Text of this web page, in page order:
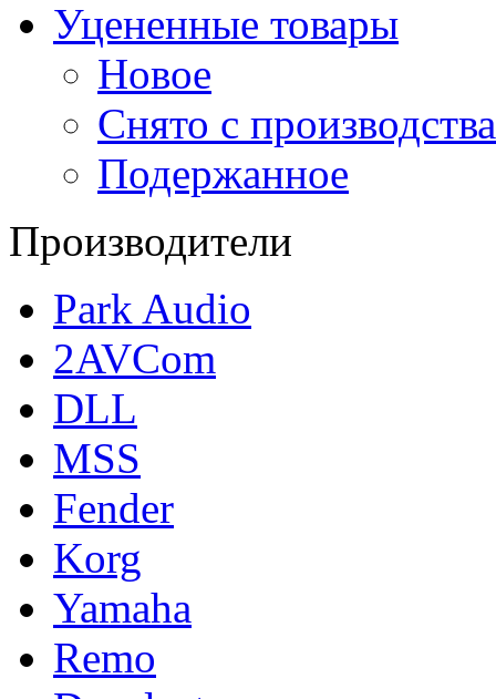
Уцененные товары
Новое
Снято с производства
Подержанное
Производители
Park Audio
2AVCom
DLL
MSS
Fender
Korg
Yamaha
Remo